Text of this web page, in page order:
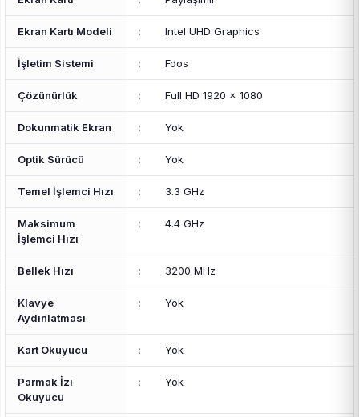
Ekran Kartı Modeli : Intel UHD Graphics
İşletim Sistemi : Fdos
Çözünürlük : Full HD 1920 x 1080
Dokunmatik Ekran : Yok
Optik Sürücü : Yok
Temel İşlemci Hızı : 3.3 GHz
Maksimum
İşlemci Hızı
: 4.4 GHz
Bellek Hızı : 3200 MHz
Klavye
Aydınlatması
: Yok
Kart Okuyucu : Yok
Parmak İzi
Okuyucu
: Yok